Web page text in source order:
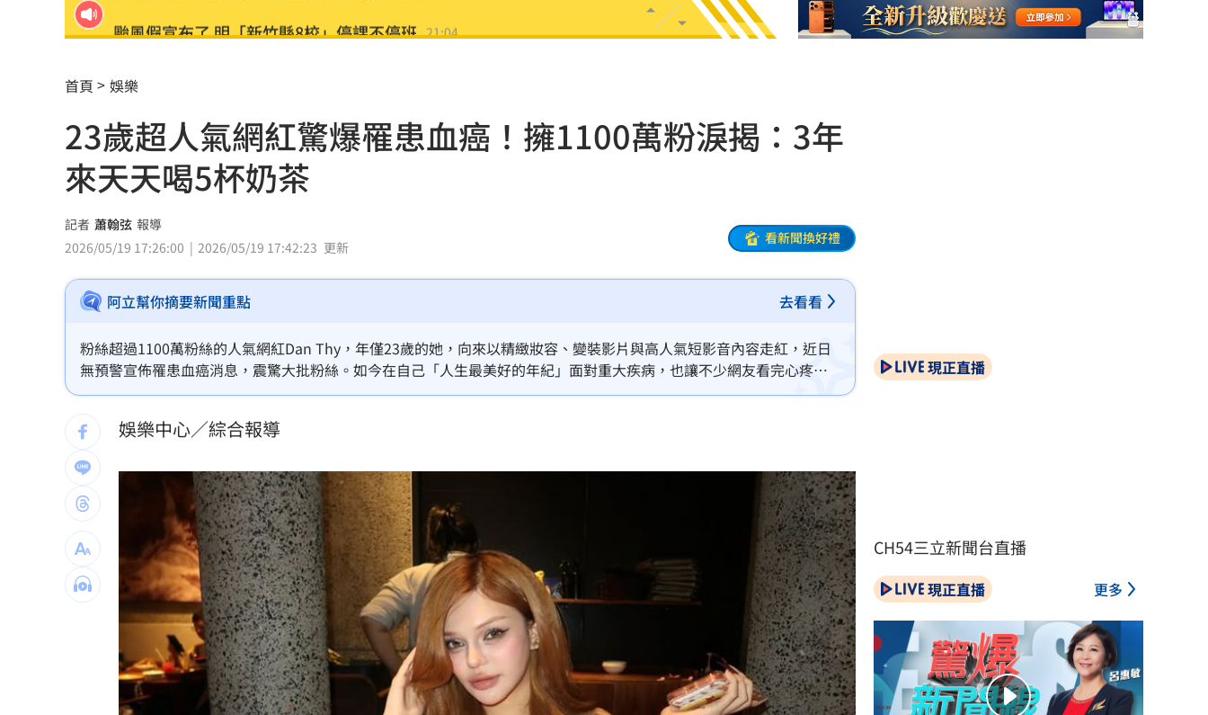
下週鬼門開12禁忌風水 家中2物易招好兄弟
Apink降臨高雄 她新歌曝光：唱不好別發
吃剉冰拉到脫水洗腎 醫揭1類人4大危機
一直放屁還大不出來！醫揭大腸癌3警訊
攪局父親節！中颱白海豚挾狂風暴雨炸雙北
泰國少年槍案 揭家庭、校園槍枝管理困境
獨／早療課彈7歲童額頭 家長控不當治療 20:11
台灣囡仔來了 馬蒔權開唱嗨喊：我是誰？
驚傳駭客猛攻華爾街 多家受害者已吐贖金 20:02
公推孫散步遭撞亡 女慟:沒有爸爸的父親節 19:42
台南大貨車、自小客事故 1名駕駛死亡 19:38
崔立于高雄開唱 台下讓他氣噗噗：隨便啦 19:32
台灣彩券開獎直播中 20:31
LIVE三立+24小時直播 15:27
首頁 娛樂
23歲超人氣網紅驚爆罹患血癌！擁1100萬粉淚揭：3年
來天天喝5杯奶茶
記者 蕭翰弦 報導
2026/05/19 17:26:00
2026/05/19 17:42:23 更新
看新聞換好禮
阿立幫你摘要新聞重點 去看看
粉絲超過1100萬粉絲的人氣網紅Dan Thy，年僅23歲的她，向來以精緻妝容、變裝影片與高人氣短影音內容走紅，近日
無預警宣佈罹患血癌消息，震驚大批粉絲。如今在自己「人生最美好的年紀」面對重大疾病，也讓不少網友看完心疼不
已。
娛樂中心／綜合報導
現正直播
CH54三立新聞台直播
現正直播 更多